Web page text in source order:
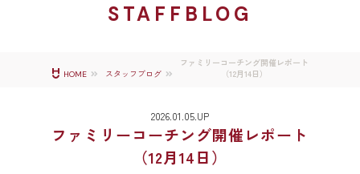
STAFFBLOG
HOME スタッフブログ
ファミリーコーチング開催レポート
（12月14日）
2026.01.05.UP
ファミリーコーチング開催レポート
（12月14日）